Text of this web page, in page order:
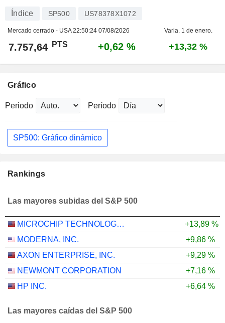
Índice SP500 US78378X1072
Mercado cerrado - USA22:50:24 07/08/2026 Varia. 1 de enero.
7.757,64 PTS +0,62 % +13,32 %
Gráfico
Periodo Período
SP500: Gráfico dinámico
Rankings
Las mayores subidas del S&P 500
MICROCHIP TECHNOLOGY INCORPORATED
+13,89 %
MODERNA, INC.
+9,86 %
AXON ENTERPRISE, INC.
+9,29 %
NEWMONT CORPORATION
+7,16 %
HP INC.
+6,64 %
Las mayores caídas del S&P 500